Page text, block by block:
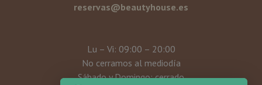
reservas@beautyhouse.es
Lu – Vi: 09:00 – 20:00
No cerramos al mediodía
Sábado y Domingo: cerrado